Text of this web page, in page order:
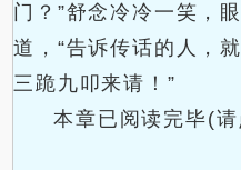
门？”舒念冷冷一笑，
道，“告诉传话的人，
三跪九叩来请！”
本章已阅读完毕(